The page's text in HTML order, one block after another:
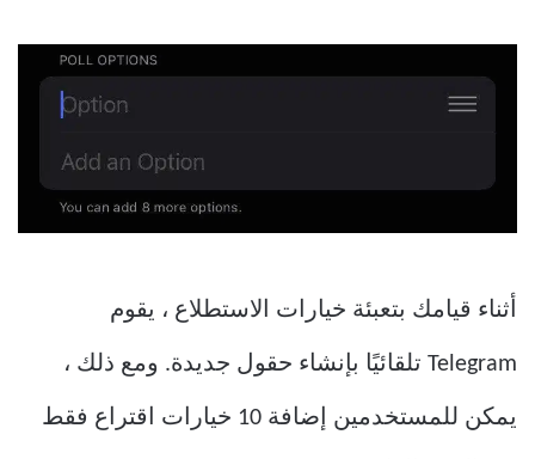
أثناء قيامك بتعبئة خيارات الاستطلاع ، يقوم
Telegram تلقائيًا بإنشاء حقول جديدة. ومع ذلك ،
يمكن للمستخدمين إضافة 10 خيارات اقتراع فقط